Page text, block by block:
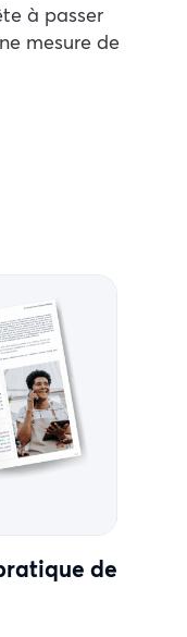
à passer
mesure de
de